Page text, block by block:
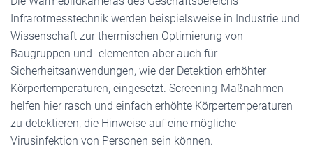
Infrarotmesstechnik werden beispielsweise in Industrie und
Wissenschaft zur thermischen Optimierung von
Baugruppen und -elementen aber auch für
Sicherheitsanwendungen, wie der Detektion erhöhter
Körpertemperaturen, eingesetzt. Screening-Maßnahmen
helfen hier rasch und einfach erhöhte Körpertemperaturen
zu detektieren, die Hinweise auf eine mögliche
Virusinfektion von Personen sein können.